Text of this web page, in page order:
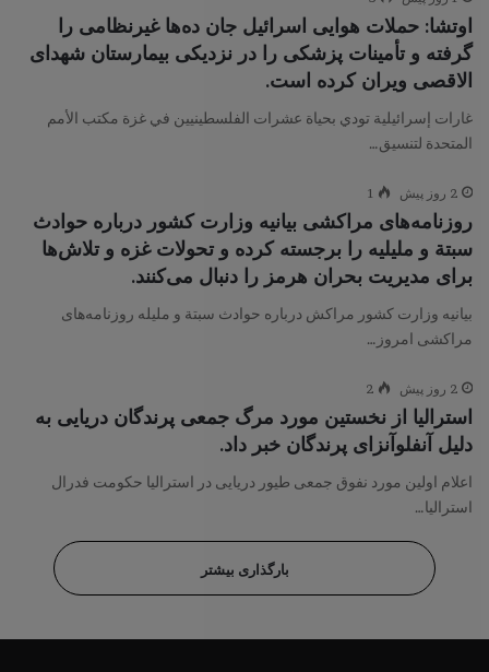
اوتشا: حملات هوایی اسرائیل جان ده‌ها غیرنظامی را
گرفته و تأمینات پزشکی را در نزدیکی بیمارستان شهدای
الاقصی ویران کرده است.
غارات إسرائيلية تودي بحياة عشرات الفلسطينيين في غزة مكتب الأمم
المتحدة لتنسيق…
2 روز پیش 1
روزنامه‌های مراکشی بیانیه وزارت کشور درباره حوادث
سبتة و ملیلیه را برجسته کرده و تحولات غزه و تلاش‌ها
برای مدیریت بحران هرمز را دنبال می‌کنند.
بیانیه وزارت کشور مراکش درباره حوادث سبتة و ملیله روزنامه‌های
مراکشی امروز…
2 روز پیش 2
استرالیا از نخستین مورد مرگ جمعی پرندگان دریایی به
دلیل آنفلوآنزای پرندگان خبر داد.
اعلام اولین مورد نفوق جمعی طيور دریایی در استرالیا حکومت فدرال
استرالیا…
بارگذاری بیشتر